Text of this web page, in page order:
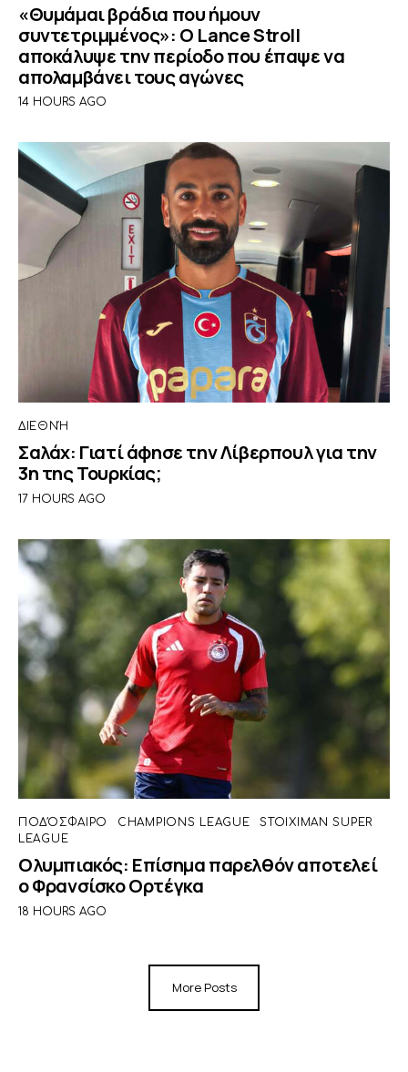
«Θυμάμαι βράδια που ήμουν
συντετριμμένος»: O Lance Stroll
αποκάλυψε την περίοδο που έπαψε να
απολαμβάνει τους αγώνες
14 HOURS AGO
ΔΙΕΘΝΉ
Σαλάχ: Γιατί άφησε την Λίβερπουλ για την
3η της Τουρκίας;
17 HOURS AGO
ΠΟΔΌΣΦΑΙΡΟ CHAMPIONS LEAGUE
STOIXIMAN SUPER
LEAGUE
Ολυμπιακός: Επίσημα παρελθόν αποτελεί
ο Φρανσίσκο Ορτέγκα
18 HOURS AGO
More Posts